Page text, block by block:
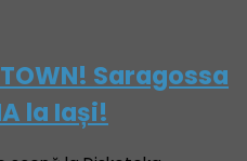
Saragossa
la Iași!